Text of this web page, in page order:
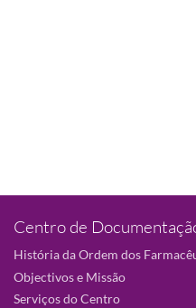
Centro de
História da Ordem dos
Objectivos e Missão
Serviços do Centro